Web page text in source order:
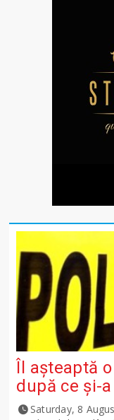
Îl așteaptă
după ce și-
Saturday, 8